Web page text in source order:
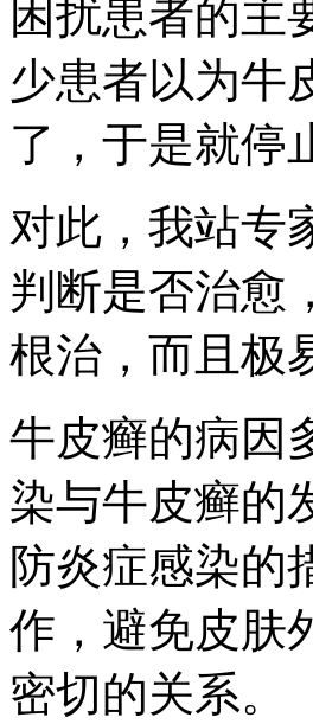
困扰患者的主
少患者以为牛
了，于是就停
对此，我站专
判断是否治愈
根治，而且极
牛皮癣的病因
染与牛皮癣的
防炎症感染的
作，避免皮肤
密切的关系。